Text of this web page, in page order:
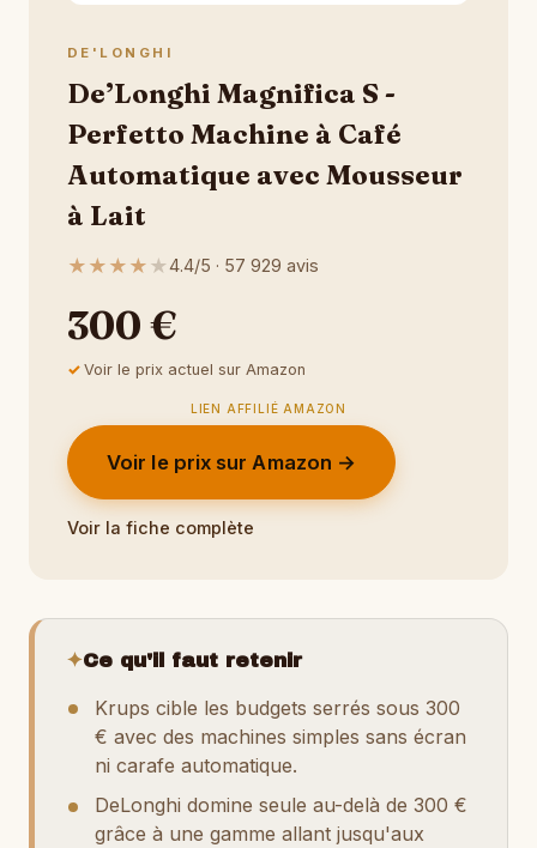
DE'LONGHI
De’Longhi Magnifica S -
Perfetto Machine à Café
Automatique avec Mousseur
à Lait
★ ★ ★ ★ ★4.4/5 · 57 929 avis
300 €
Voir le prix actuel sur Amazon
LIEN AFFILIÉ AMAZON
Voir le prix sur Amazon →
Voir la fiche complète
✦Ce qu'il faut retenir
Krups cible les budgets serrés sous 300
€ avec des machines simples sans écran
ni carafe automatique.
DeLonghi domine seule au-delà de 300 €
grâce à une gamme allant jusqu'aux